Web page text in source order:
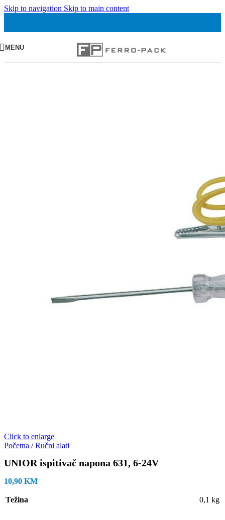
Skip to navigation Skip to main content
MENU
Click to enlarge
Početna / Ručni alati
UNIOR ispitivač napona 631, 6-24V
10,90 KM
Težina 0,1 kg